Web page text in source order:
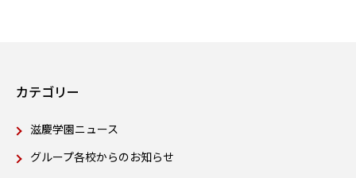
カテゴリー
滋慶学園ニュース
グループ各校からのお知らせ